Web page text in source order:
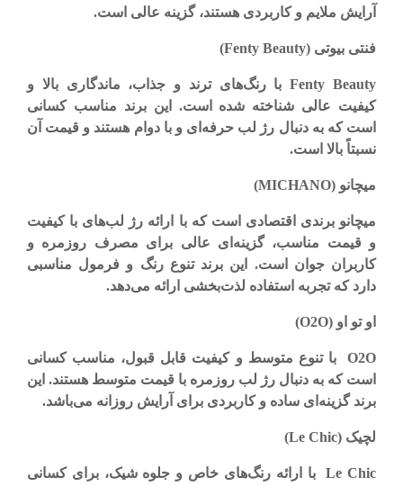
آرایش ملایم و کاربردی هستند، گزینه عالی است.
فنتی بیوتی (Fenty Beauty)
Fenty Beauty با رنگ‌های ترند و جذاب، ماندگاری بالا و
کیفیت عالی شناخته شده است. این برند مناسب کسانی
است که به دنبال رژ لب حرفه‌ای و با دوام هستند و قیمت آن
نسبتاً بالا است.
میچانو (MICHANO)
میچانو برندی اقتصادی است که با ارائه رژ لب‌های با کیفیت
و قیمت مناسب، گزینه‌ای عالی برای مصرف روزمره و
کاربران جوان است. این برند تنوع رنگ و فرمول مناسبی
دارد که تجربه استفاده لذت‌بخشی ارائه می‌دهد.
او تو او (O2O)
O2O
با تنوع متوسط و کیفیت قابل قبول، مناسب کسانی
است که به دنبال رژ لب روزمره با قیمت متوسط هستند. این
برند گزینه‌ای ساده و کاربردی برای آرایش روزانه می‌باشد.
لچیک (Le Chic)
Le Chic
با ارائه رنگ‌های خاص و جلوه شیک، برای کسانی